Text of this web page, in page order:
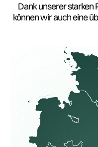
Dank unserer starken
können wir auch eine